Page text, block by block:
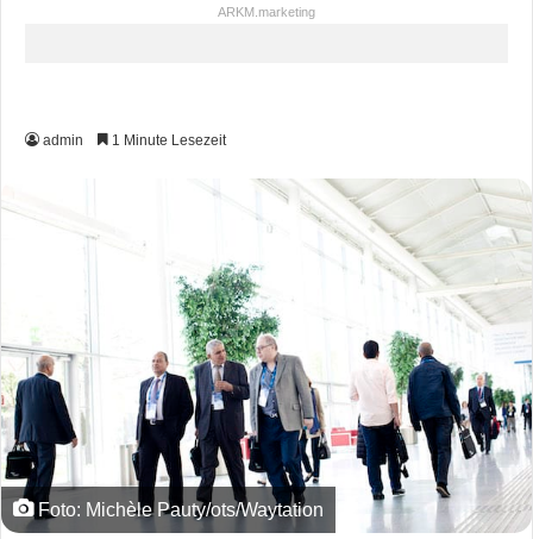
ARKM.marketing
admin 1 Minute Lesezeit
Foto: Michèle Pauty/ots/Waytation